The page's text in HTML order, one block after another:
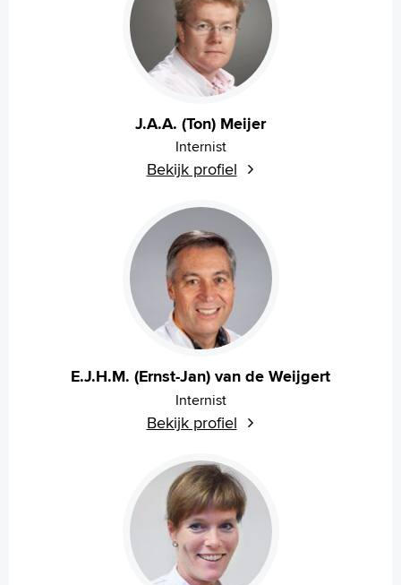
J.A.A. (Ton) Meijer
Internist
Bekijk profiel
E.J.H.M. (Ernst-Jan) van de Weijgert
Internist
Bekijk profiel